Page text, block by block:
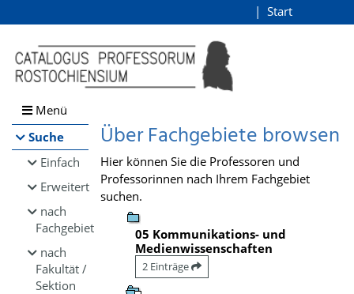
Browsen
direkt zum Inhalt
Start
Menü
Suche
Einfach
Erweitert
nach
Fachgebiet
nach
Fakultät /
Sektion
Über Fachgebiete browsen
Hier können Sie die Professoren und
Professorinnen nach Ihrem Fachgebiet
suchen.
05 Kommunikations- und
Medienwissenschaften
2 Einträge